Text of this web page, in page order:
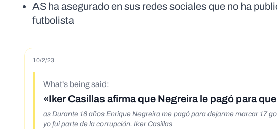
AS ha asegurado en sus redes sociales que no ha
futbolista
10/2/23
What's being said:
«Iker Casillas afirma que Negreira le pagó para
as Durante 16 años Enrique Negreira me pagó para dejarme marcar 17 goles de Messi y que el Madrid perdiera 8 ligas frente al Barcelona,
yo fui parte de la corrupción. Iker Casillas